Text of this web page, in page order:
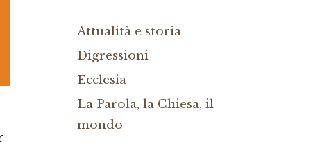
Attualità e storia
Digressioni
Ecclesia
La Parola, la Chiesa, il
mondo